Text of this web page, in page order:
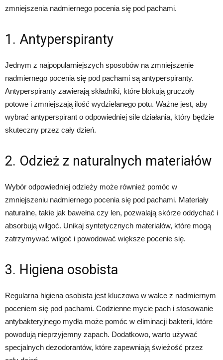
zmniejszenia nadmiernego pocenia się pod pachami.
1. Antyperspiranty
Jednym z najpopularniejszych sposobów na zmniejszenie
nadmiernego pocenia się pod pachami są antyperspiranty.
Antyperspiranty zawierają składniki, które blokują gruczoły
potowe i zmniejszają ilość wydzielanego potu. Ważne jest, aby
wybrać antyperspirant o odpowiedniej sile działania, który będzie
skuteczny przez cały dzień.
2. Odzież z naturalnych materiałów
Wybór odpowiedniej odzieży może również pomóc w
zmniejszeniu nadmiernego pocenia się pod pachami. Materiały
naturalne, takie jak bawełna czy len, pozwalają skórze oddychać i
absorbują wilgoć. Unikaj syntetycznych materiałów, które mogą
zatrzymywać wilgoć i powodować większe pocenie się.
3. Higiena osobista
Regularna higiena osobista jest kluczowa w walce z nadmiernym
poceniem się pod pachami. Codzienne mycie pach i stosowanie
antybakteryjnego mydła może pomóc w eliminacji bakterii, które
powodują nieprzyjemny zapach. Dodatkowo, warto używać
specjalnych dezodorantów, które zapewniają świeżość przez